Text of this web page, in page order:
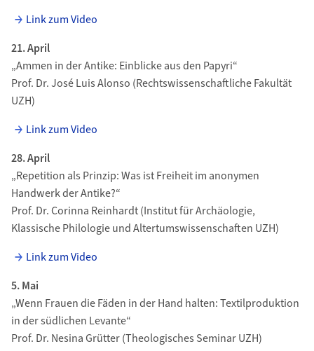
Link zum Video
21. April
„Ammen in der Antike: Einblicke aus den Papyri“
Prof. Dr. José Luis Alonso (Rechtswissenschaftliche Fakultät
UZH)
Link zum Video
28. April
„Repetition als Prinzip: Was ist Freiheit im anonymen
Handwerk der Antike?“
Prof. Dr. Corinna Reinhardt (Institut für Archäologie,
Klassische Philologie und Altertumswissenschaften UZH)
Link zum Video
5. Mai
„Wenn Frauen die Fäden in der Hand halten: Textilproduktion
in der südlichen Levante“
Prof. Dr. Nesina Grütter (Theologisches Seminar UZH)